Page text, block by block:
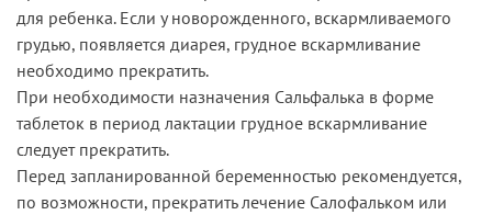
для ребенка. Если у новорожденного, вскармливаемого
грудью, появляется диарея, грудное вскармливание
необходимо прекратить.
При необходимости назначения Сальфалька в форме
таблеток в период лактации грудное вскармливание
следует прекратить.
Перед запланированной беременностью рекомендуется,
по возможности, прекратить лечение Салофальком или